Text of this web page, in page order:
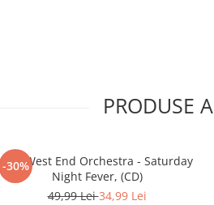
PRODUSE
-30%
The West End Orchestra - Saturday
Night Fever, (CD)
49,99 Lei34,99 Lei